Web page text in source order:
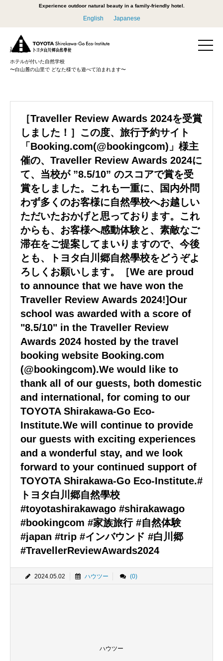
Experience outdoor natural beauty in a family-friendly hotel.
English Japanese
ホテルが付いた自然学校
〜白山麓の山里で どなた様でも遊べて泊まれます〜
［Traveller Review Awards 2024を受賞
しました！］この度、旅行予約サイト
「Booking.com(@bookingcom)」様主
催の、Traveller Review Awards 2024に
て、当校が ”8.5/10” のスコアで賞を受
賞をしました。これも一重に、国内外問
わず多くのお客様に自然學校へお越しい
ただいたおかげと思っております。これ
からも、お客様へ感動体験と、素敵なご
滞在をご提案してまいりますので、今後
とも、トヨタ白川郷自然學校をどうぞよ
ろしくお願いします。［We are proud
to announce that we have won the
Traveller Review Awards 2024!]Our
school was awarded with a score of
"8.5/10" in the Traveller Review
Awards 2024 hosted by the travel
booking website Booking.com
(@bookingcom).We would like to
thank all of our guests, both domestic
and international, for coming to our
TOYOTA Shirakawa-Go Eco-
Institute.We will continue to provide
our guests with exciting experiences
and a wonderful stay, and we look
forward to your continued support of
TOYOTA Shirakawa-Go Eco-Institute.#
トヨタ白川郷自然學校
#toyotashirakawago #shirakawago
#bookingcom #家族旅行 #自然体験
#japan #trip #インバウンド #白川郷
#TravellerReviewAwards2024
2024.05.02 ハウツー (0)
ハウツー